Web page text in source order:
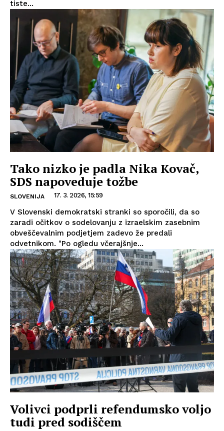
tiste...
Tako nizko je padla Nika Kovač,
SDS napoveduje tožbe
SLOVENIJA 17. 3. 2026, 15:59
V Slovenski demokratski stranki so sporočili, da so
zaradi očitkov o sodelovanju z izraelskim zasebnim
obveščevalnim podjetjem zadevo že predali
odvetnikom. "Po ogledu včerajšnje...
Volivci podprli refendumsko voljo
tudi pred sodiščem